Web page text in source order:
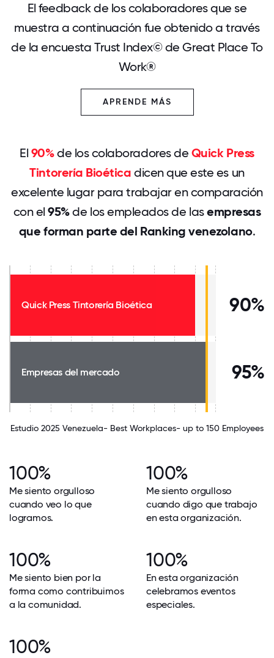
El feedback de los colaboradores que se
muestra a continuación fue obtenido a través
de la encuesta Trust Index© de Great Place To
Work®
APRENDE MÁS
El 90%de los colaboradores de Quick Press
Tintorería Bioética dicen que este es un
excelente lugar para trabajar en comparación
con el95%de los empleados de lasempresas
que forman parte del Ranking venezolano.
Quick Press Tintorería Bioética 90%
Empresas del mercado 95%
Estudio 2025 Venezuela- Best Workplaces- up to 150 Employees
100%
Me siento orgulloso
cuando veo lo que
logramos.
100%
Me siento orgulloso
cuando digo que trabajo
en esta organización.
100%
Me siento bien por la
forma como contribuimos
a la comunidad.
100%
En esta organización
celebramos eventos
especiales.
100%